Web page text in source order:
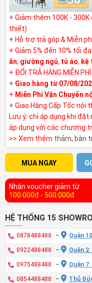
+ Giảm thêm 100K -
thiết)
+ Hỗ trợ trả góp & Miễn
+ Giảm 5% đến 10% tối
ăn, giường ngủ, tủ áo, kệ
+ ĐỔI TRẢ HÀNG MIỄN
+ Giao hàng từ 07/08/
+ Miễn Phí Vận Chuyển
+ Giao Hàng Cấp Tốc nội
Lưu ý: chỉ áp dụng khi
áp dụng với các chương
>> Xem thêm thảm, bàn
MUA NGAY
Nhận voucher giảm từ
100.000đ - 500.000đ
HỆ THỐNG 15
0878488488 – Quận 10
0922488488 – Quận 2
0975488488 – Quận 7
0854488488 – Thủ